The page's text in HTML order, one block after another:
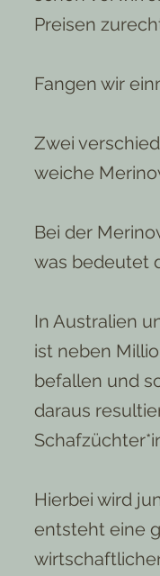
Preisen
Fangen wir
Zwei
weiche
Bei der
was bedeutet
In Australien
ist neben
befallen und
daraus
Hierbei wird
entsteht eine